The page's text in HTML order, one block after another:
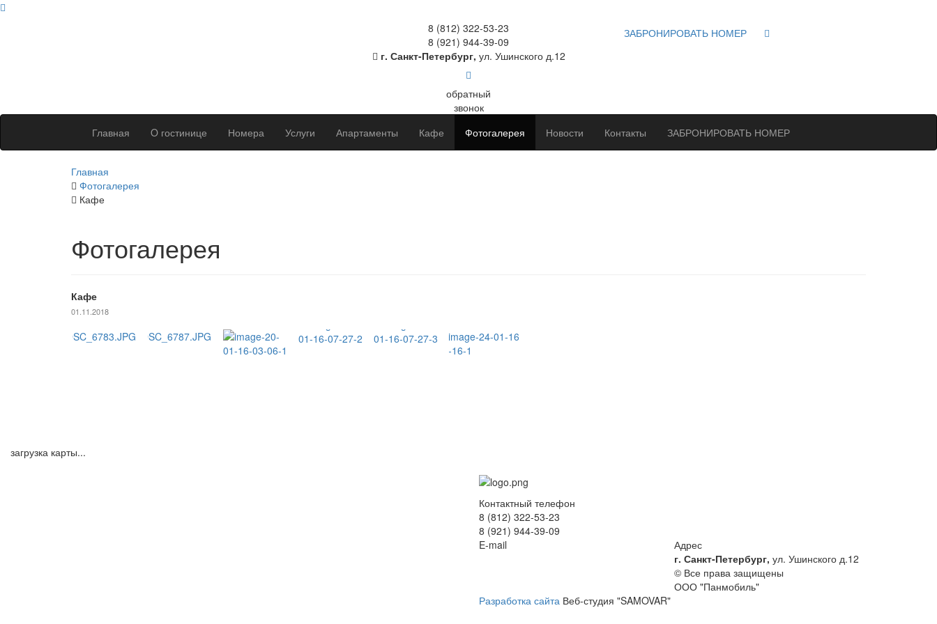
8 (812) 322-53-23
8 (921) 944-39-09
г. Санкт-Петербург, ул. Ушинского д.12
обратный
звонок
ЗАБРОНИРОВАТЬ НОМЕР
Главная O гостинице Номера Услуги Апартаменты Кафе Фотогалерея Новости Контакты ЗАБРОНИРОВАТЬ НОМЕР
Главная
Фотогалерея
Кафе
Фотогалерея
Кафе
01.11.2018
загрузка карты...
Контактный телефон
8 (812) 322-53-23
8 (921) 944-39-09
E-mail
Адрес
г. Санкт-Петербург, ул. Ушинского д.12
© Все права защищены
ООО "Панмобиль"
Разработка сайта Веб-студия "SAMOVAR"